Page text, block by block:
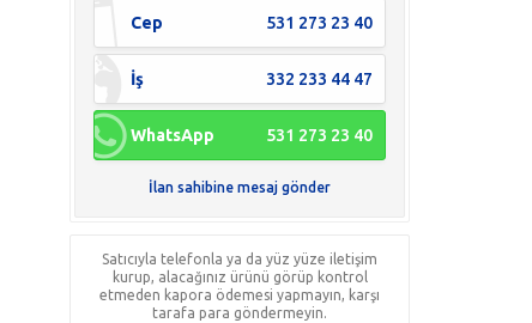
Cep 531 273 23 40
İş 332 233 44 47
WhatsApp 531 273 23 40
İlan sahibine mesaj gönder
Satıcıyla telefonla ya da yüz yüze iletişim
kurup, alacağınız ürünü görüp kontrol
etmeden kapora ödemesi yapmayın, karşı
tarafa para göndermeyin.